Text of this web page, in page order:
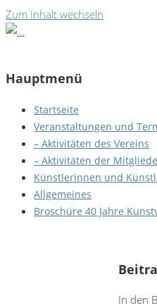
Zum Inhalt wechseln
Hauptmenü
Startseite
Veranstaltungen und
– Aktivitäten des Vereins
– Aktivitäten der
Künstlerinnen und
Allgemeines
Broschüre 40 Jahre
In den